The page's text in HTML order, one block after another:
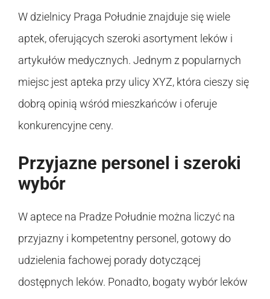
W dzielnicy Praga Południe znajduje się wiele
aptek, oferujących szeroki asortyment leków i
artykułów medycznych. Jednym z popularnych
miejsc jest apteka przy ulicy XYZ, która cieszy się
dobrą opinią wśród mieszkańców i oferuje
konkurencyjne ceny.
Przyjazne personel i szeroki
wybór
W aptece na Pradze Południe można liczyć na
przyjazny i kompetentny personel, gotowy do
udzielenia fachowej porady dotyczącej
dostępnych leków. Ponadto, bogaty wybór leków